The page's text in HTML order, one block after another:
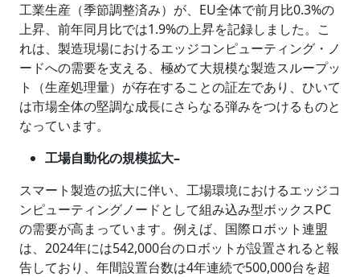
工業生産（季節調整済み）が、EU全体で前月比0.3%の
上昇、前年同月比では1.9%の上昇を記録しました。こ
れは、製造現場におけるエッジコンピューティング・ノ
ードへの需要を支える、極めて大規模な製造スループッ
ト（生産処理量）が存在することの証左であり、ひいて
は市場全体の堅調な成長にさらなる弾みをつけるものと
なっています。
工場自動化の規模拡大–
スマート製造の拡大に伴い、工場環境におけるエッジコ
ンピューティングノードとして組み込み型ボックスPC
の需要が高まっています。例えば、国際ロボット連盟
は、2024年には542,000台のロボットが設置されると報
告しており、年間設置台数は4年連続で500,000台を超